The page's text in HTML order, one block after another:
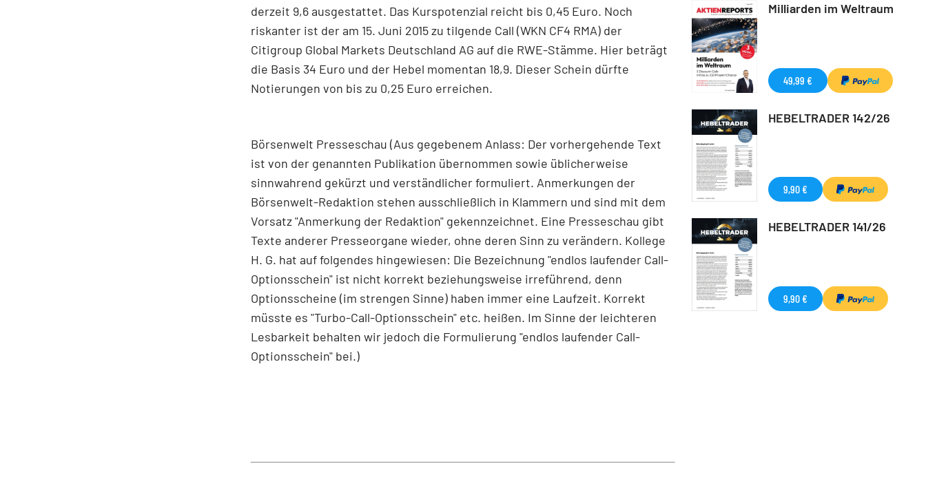
derzeit 9,6 ausgestattet. Das Kurspotenzial reicht bis 0,45 Euro. Noch
riskanter ist der am 15. Juni 2015 zu tilgende Call (WKN CF4 RMA) der
Citigroup Global Markets Deutschland AG auf die RWE-Stämme. Hier beträgt
die Basis 34 Euro und der Hebel momentan 18,9. Dieser Schein dürfte
Notierungen von bis zu 0,25 Euro erreichen.
Börsenwelt Presseschau (Aus gegebenem Anlass: Der vorhergehende Text
ist von der genannten Publikation übernommen sowie üblicherweise
sinnwahrend gekürzt und verständlicher formuliert. Anmerkungen der
Börsenwelt-Redaktion stehen ausschließlich in Klammern und sind mit dem
Vorsatz "Anmerkung der Redaktion" gekennzeichnet. Eine Presseschau gibt
Texte anderer Presseorgane wieder, ohne deren Sinn zu verändern. Kollege
H. G. hat auf folgendes hingewiesen: Die Bezeichnung "endlos laufender Call-
Optionsschein" ist nicht korrekt beziehungsweise irreführend, denn
Optionsscheine (im strengen Sinne) haben immer eine Laufzeit. Korrekt
müsste es "Turbo-Call-Optionsschein" etc. heißen. Im Sinne der leichteren
Lesbarkeit behalten wir jedoch die Formulierung "endlos laufender Call-
Optionsschein" bei.)
Milliarden im Weltraum
49,99 €
HEBELTRADER 142/26
9,90 €
HEBELTRADER 141/26
9,90 €